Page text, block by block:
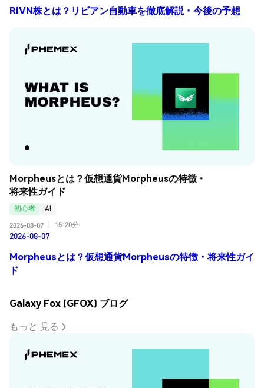
RIVN株とは？リビアン自動車を徹底解説・今後の予想
Morpheusとは？仮想通貨Morpheusの特徴・
将来性ガイド
初心者
AI
2026-08-07
15-20分
2026-08-07
Morpheusとは？仮想通貨Morpheusの特徴・将来性ガイ
ド
Galaxy Fox (GFOX) ブログ
もっと 見る